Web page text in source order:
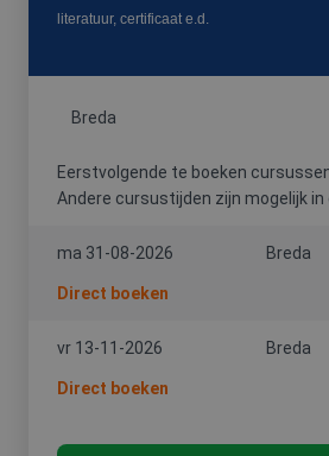
literatuur, certificaat e.d.
Breda
Eerstvolgende te boeken
Andere cursustijden zijn mogelijk in
ma 31-08-2026 Breda
Direct boeken
vr 13-11-2026 Breda
Direct boeken